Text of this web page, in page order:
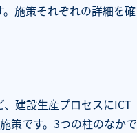
施策それぞれの詳細を確
建設生産プロセスにICT
策です。3つの柱のなかで